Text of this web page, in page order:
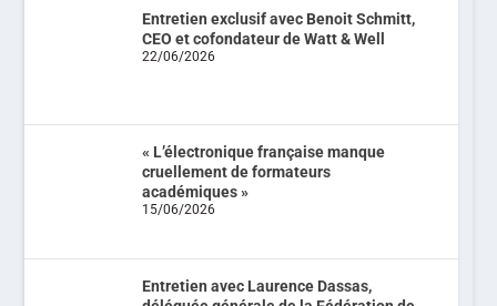
Entretien exclusif avec Benoit Schmitt,
CEO et cofondateur de Watt & Well
22/06/2026
« L’électronique française manque
cruellement de formateurs
académiques »
15/06/2026
Entretien avec Laurence Dassas,